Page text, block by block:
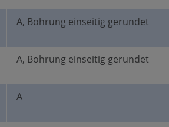
A, Bohrung einseitig gerundet
A, Bohrung einseitig gerundet
A